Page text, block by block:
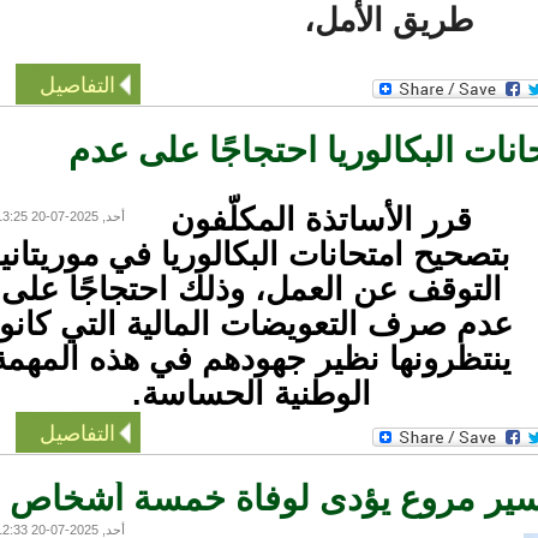
طريق الأمل،
التفاصيل
البكالوريا احتجاجًا على عدم
قرر الأساتذة المكلّفون
بتصحيح امتحانات البكالوريا في موريتانيا
التوقف عن العمل، وذلك احتجاجًا على
عدم صرف التعويضات المالية التي كانوا
ينتظرونها نظير جهودهم في هذه المهمة
الوطنية الحساسة.
التفاصيل
مروع يؤدى لوفاة خمسة أشخاص